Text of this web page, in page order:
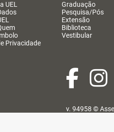
UEL
Privacidade
Graduação
Pesquisa/Pós
Extensão
Biblioteca
Vestibular
v. 94958 ©